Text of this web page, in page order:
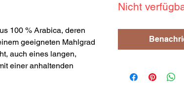
100 % Arabica, deren
geeigneten Mahlgrad
auch eines langen,
einer anhaltenden
Nicht